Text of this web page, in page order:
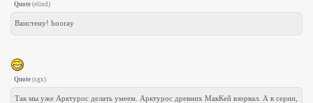
Quote (elind )
Ваистену! hooray
Quote (sgx)
Так мы уже Арктурос делать умеем. Арктурос древних МакКей взорвал. А в серии,